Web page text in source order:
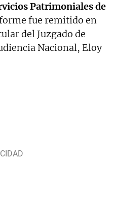
Patrimoniales de
fue remitido en
del Juzgado de
Nacional, Eloy